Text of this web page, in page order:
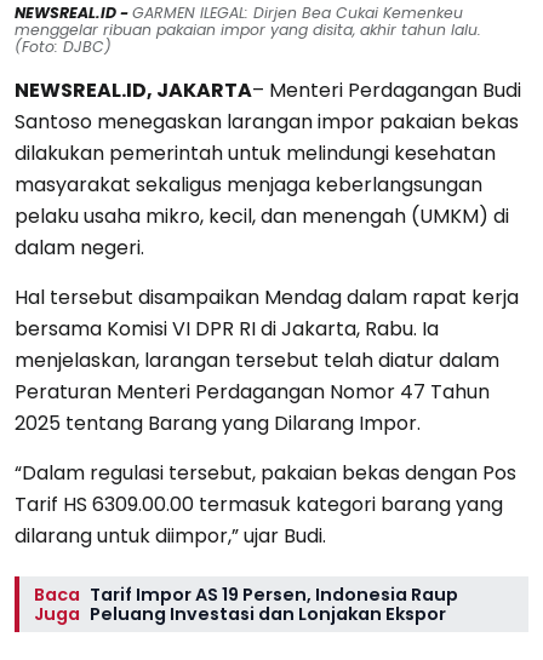
NEWSREAL.ID -GARMEN ILEGAL: Dirjen Bea Cukai Kemenkeu
menggelar ribuan pakaian impor yang disita, akhir tahun lalu.
(Foto: DJBC)
NEWSREAL.ID, JAKARTA– Menteri Perdagangan Budi
Santoso menegaskan larangan impor pakaian bekas
dilakukan pemerintah untuk melindungi kesehatan
masyarakat sekaligus menjaga keberlangsungan
pelaku usaha mikro, kecil, dan menengah (UMKM) di
dalam negeri.
Hal tersebut disampaikan Mendag dalam rapat kerja
bersama Komisi VI DPR RI di Jakarta, Rabu. Ia
menjelaskan, larangan tersebut telah diatur dalam
Peraturan Menteri Perdagangan Nomor 47 Tahun
2025 tentang Barang yang Dilarang Impor.
“Dalam regulasi tersebut, pakaian bekas dengan Pos
Tarif HS 6309.00.00 termasuk kategori barang yang
dilarang untuk diimpor,” ujar Budi.
Baca
Juga
Tarif Impor AS 19 Persen, Indonesia Raup
Peluang Investasi dan Lonjakan Ekspor